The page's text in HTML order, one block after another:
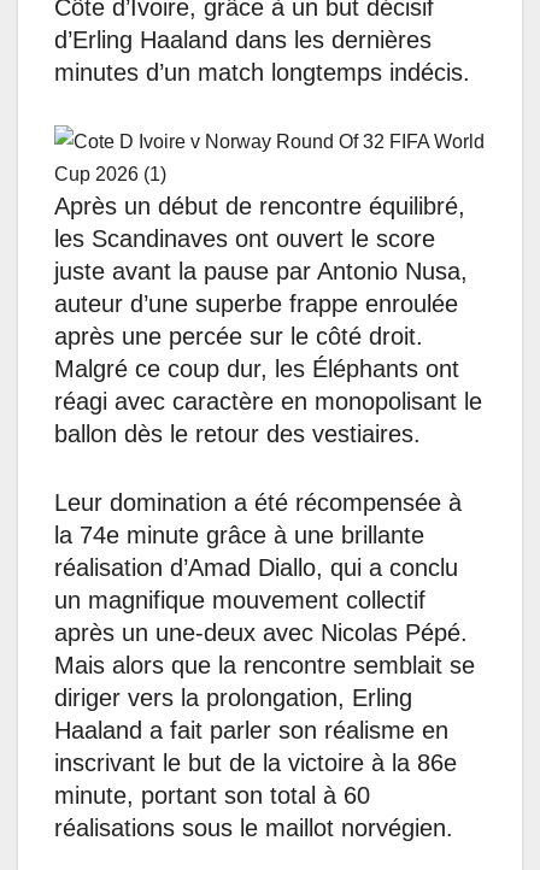
Côte d’Ivoire, grâce à un but décisif
d’Erling Haaland dans les dernières
minutes d’un match longtemps indécis.
Après un début de rencontre équilibré,
les Scandinaves ont ouvert le score
juste avant la pause par Antonio Nusa,
auteur d’une superbe frappe enroulée
après une percée sur le côté droit.
Malgré ce coup dur, les Éléphants ont
réagi avec caractère en monopolisant le
ballon dès le retour des vestiaires.
Leur domination a été récompensée à
la 74e minute grâce à une brillante
réalisation d’Amad Diallo, qui a conclu
un magnifique mouvement collectif
après un une-deux avec Nicolas Pépé.
Mais alors que la rencontre semblait se
diriger vers la prolongation, Erling
Haaland a fait parler son réalisme en
inscrivant le but de la victoire à la 86e
minute, portant son total à 60
réalisations sous le maillot norvégien.